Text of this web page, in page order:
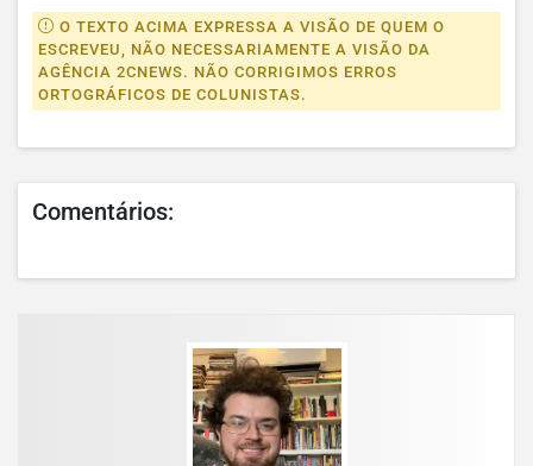
O TEXTO ACIMA EXPRESSA A VISÃO DE QUEM O
ESCREVEU, NÃO NECESSARIAMENTE A VISÃO DA
AGÊNCIA 2CNEWS. NÃO CORRIGIMOS ERROS
ORTOGRÁFICOS DE COLUNISTAS.
Comentários: